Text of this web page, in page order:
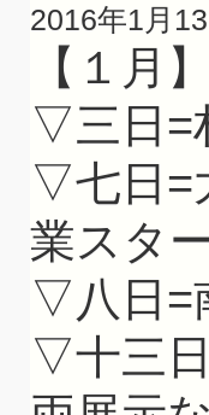
2016年1月
【１月】
▽三日=
▽七日=
業スタ
▽八日=
▽十三